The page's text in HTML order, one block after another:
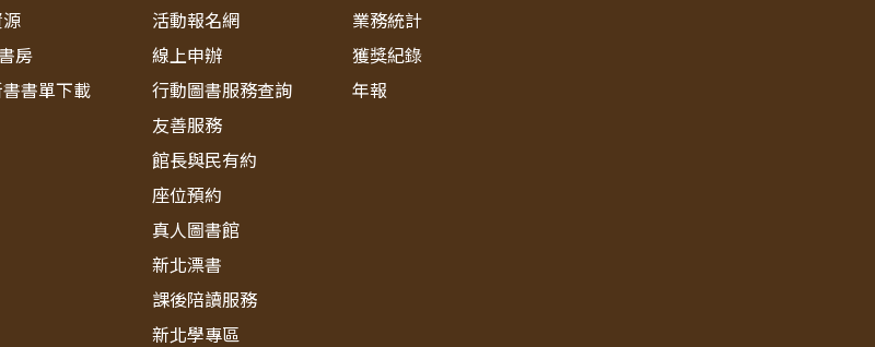
房
書單下載
活動報名網
線上申辦
行動圖書服務查詢
友善服務
館長與民有約
座位預約
真人圖書館
新北漂書
課後陪讀服務
新北學專區
業務統計
獲獎紀錄
年報